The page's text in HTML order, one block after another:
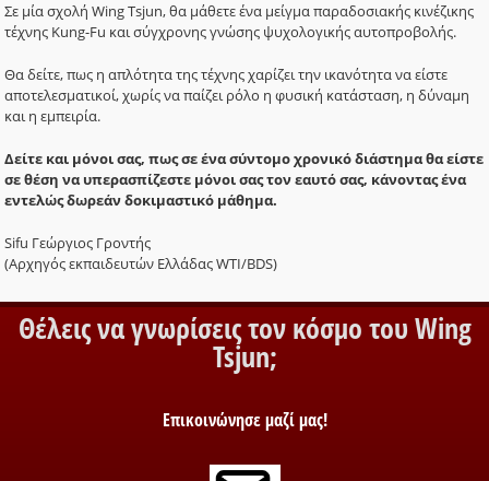
Σε μία σχολή Wing Tsjun, θα μάθετε ένα μείγμα παραδοσιακής κινέζικης
τέχνης Kung-Fu και σύγχρονης γνώσης ψυχολογικής αυτοπροβολής.
Θα δείτε, πως η απλότητα της τέχνης χαρίζει την ικανότητα να είστε
αποτελεσματικοί, χωρίς να παίζει ρόλο η φυσική κατάσταση, η δύναμη
και η εμπειρία.
Δείτε και μόνοι σας, πως σε ένα σύντομο χρονικό διάστημα θα είστε
σε θέση να υπερασπίζεστε μόνοι σας τον εαυτό σας, κάνοντας ένα
εντελώς δωρεάν δοκιμαστικό μάθημα.
Sifu Γεώργιος Γροντής
(Αρχηγός εκπαιδευτών Ελλάδας WTI/BDS)
Θέλεις να γνωρίσεις τον κόσμο του Wing
Tsjun;
Επικοινώνησε μαζί μας!